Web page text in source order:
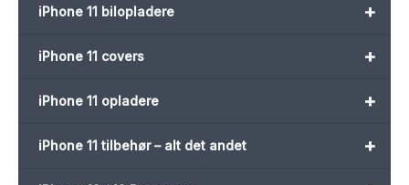
+
iPhone 11 bilopladere
+
iPhone 11 covers
+
iPhone 11 opladere
+
iPhone 11 tilbehør – alt det andet